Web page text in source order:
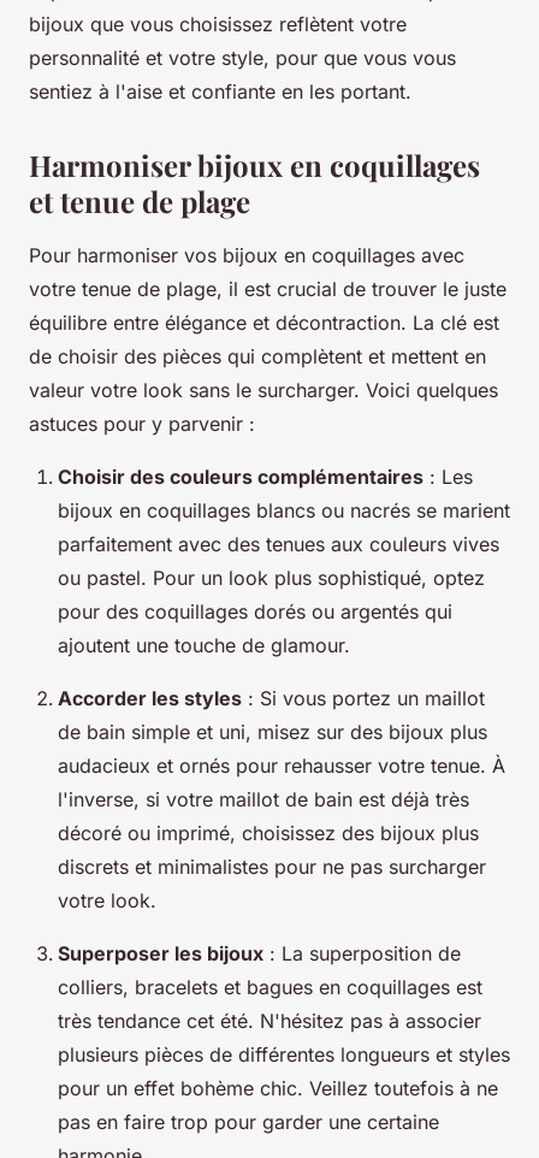
bijoux que vous choisissez reflètent votre
personnalité et votre style, pour que vous vous
sentiez à l'aise et confiante en les portant.
Harmoniser bijoux en coquillages
et tenue de plage
Pour harmoniser vos bijoux en coquillages avec
votre tenue de plage, il est crucial de trouver le juste
équilibre entre élégance et décontraction. La clé est
de choisir des pièces qui complètent et mettent en
valeur votre look sans le surcharger. Voici quelques
astuces pour y parvenir :
Choisir des couleurs complémentaires : Les
bijoux en coquillages blancs ou nacrés se marient
parfaitement avec des tenues aux couleurs vives
ou pastel. Pour un look plus sophistiqué, optez
pour des coquillages dorés ou argentés qui
ajoutent une touche de glamour.
Accorder les styles : Si vous portez un maillot
de bain simple et uni, misez sur des bijoux plus
audacieux et ornés pour rehausser votre tenue. À
l'inverse, si votre maillot de bain est déjà très
décoré ou imprimé, choisissez des bijoux plus
discrets et minimalistes pour ne pas surcharger
votre look.
Superposer les bijoux : La superposition de
colliers, bracelets et bagues en coquillages est
très tendance cet été. N'hésitez pas à associer
plusieurs pièces de différentes longueurs et styles
pour un effet bohème chic. Veillez toutefois à ne
pas en faire trop pour garder une certaine